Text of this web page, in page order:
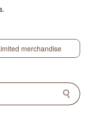
merchandise